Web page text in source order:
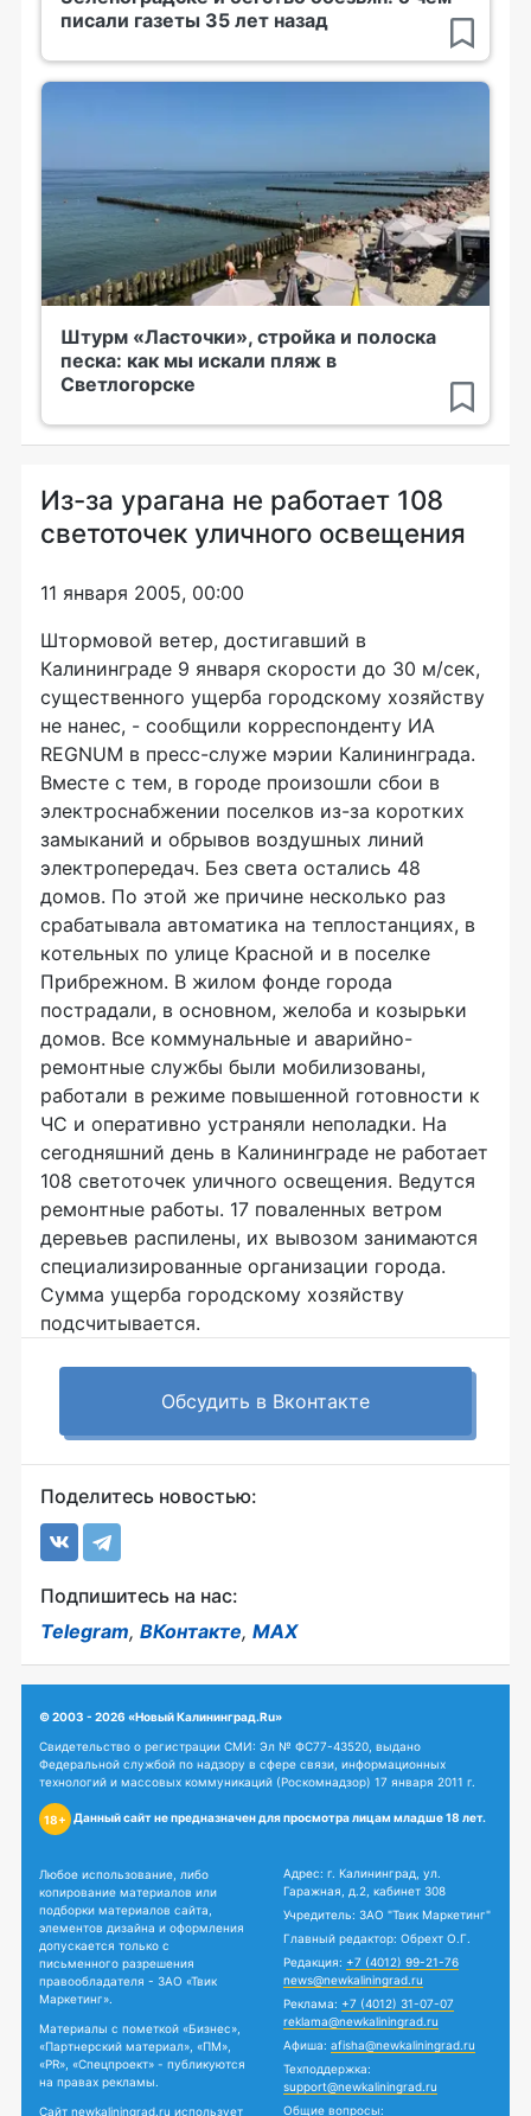
писали газеты 35 лет назад
Штурм «Ласточки», стройка и полоска
песка: как мы искали пляж в
Светлогорске
Из-за урагана не работает 108
светоточек уличного освещения
11 января 2005, 00:00
Штормовой ветер, достигавший в
Калининграде 9 января скорости до 30 м/сек,
существенного ущерба городскому хозяйству
не нанес, - сообщили корреспонденту ИА
REGNUM в пресс-служе мэрии Калининграда.
Вместе с тем, в городе произошли сбои в
электроснабжении поселков из-за коротких
замыканий и обрывов воздушных линий
электропередач. Без света остались 48
домов. По этой же причине несколько раз
срабатывала автоматика на теплостанциях, в
котельных по улице Красной и в поселке
Прибрежном. В жилом фонде города
пострадали, в основном, желоба и козырьки
домов. Все коммунальные и аварийно-
ремонтные службы были мобилизованы,
работали в режиме повышенной готовности к
ЧС и оперативно устраняли неполадки. На
сегодняшний день в Калининграде не работает
108 светоточек уличного освещения. Ведутся
ремонтные работы. 17 поваленных ветром
деревьев распилены, их вывозом занимаются
специализированные организации города.
Сумма ущерба городскому хозяйству
подсчитывается.
Обсудить в Вконтакте
Поделитесь новостью:
Подпишитесь на нас:
Telegram, ВКонтакте, MAX
© 2003 - 2026 «Новый Калининград.Ru»
Свидетельство о регистрации СМИ: Эл № ФС77-43520, выдано
Федеральной службой по надзору в сфере связи, информационных
технологий и массовых коммуникаций (Роскомнадзор) 17 января 2011 г.
18+ Данный сайт не предназначен для просмотра лицам младше 18 лет.
Любое использование, либо
копирование материалов или
подборки материалов сайта,
элементов дизайна и оформления
допускается только с
письменного разрешения
правообладателя - ЗАО «Твик
Маркетинг».
Материалы с пометкой «Бизнес»,
«Партнерский материал», «ПМ»,
«PR», «Спецпроект» - публикуются
на правах рекламы.
Сайт newkaliningrad.ru использует
Адрес: г. Калининград, ул.
Гаражная, д.2, кабинет 308
Учредитель: ЗАО "Твик Маркетинг"
Главный редактор: Обрехт О.Г.
Редакция: +7 (4012) 99-21-76
news@newkaliningrad.ru
Реклама: +7 (4012) 31-07-07
reklama@newkaliningrad.ru
Афиша: afisha@newkaliningrad.ru
Техподдержка:
support@newkaliningrad.ru
Общие вопросы: